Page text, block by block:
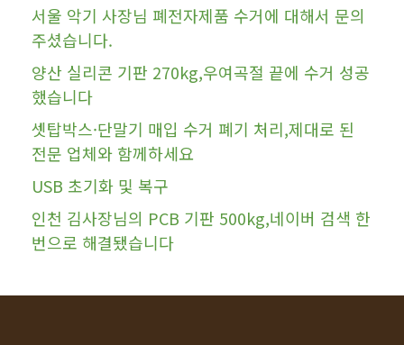
서울 악기 사장님 폐전자제품 수거에 대해서 문의
주셨습니다.
양산 실리콘 기판 270kg,우여곡절 끝에 수거 성공
했습니다
셋탑박스·단말기 매입 수거 폐기 처리,제대로 된
전문 업체와 함께하세요
USB 초기화 및 복구
인천 김사장님의 PCB 기판 500kg,네이버 검색 한
번으로 해결됐습니다